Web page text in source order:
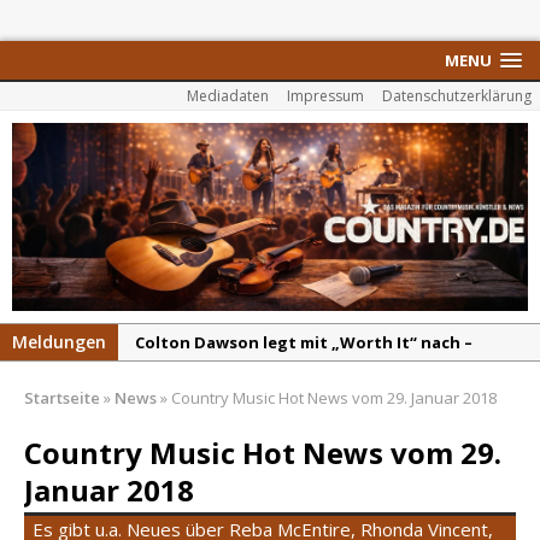
MENU
Mediadaten Impressum Datenschutzerklärung
Meldungen
Colton Dawson legt mit „Worth It“ nach –
Carly Pearce hinterfragt den ständigen
Ella Langley schreibt Musikgeschichte:
„Choosin‘ Texas“ gehört zu den größten Hits
aller Zeiten
Startseite » News» Country Music Hot News vom 29. Januar 2018
Country Music Hot News vom 29.
Januar 2018
Es gibt u.a. Neues über Reba McEntire, Rhonda Vincent,